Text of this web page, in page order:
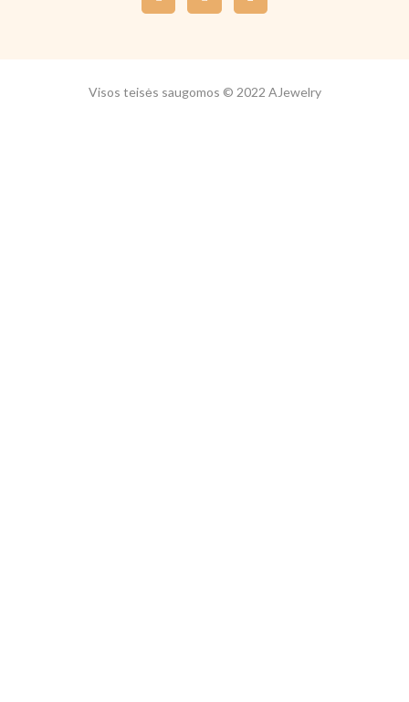
Visos teisės saugomos © 2022 AJewelry